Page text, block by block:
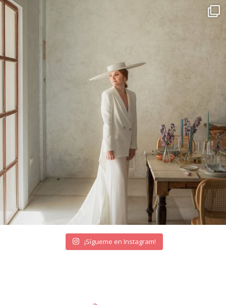
¡Sígueme en Instagram!